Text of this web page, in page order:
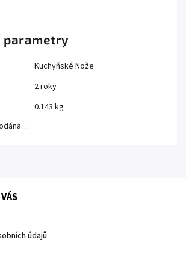
parametry
Kuchyňské Nože
2 roky
0.143 kg
údajů